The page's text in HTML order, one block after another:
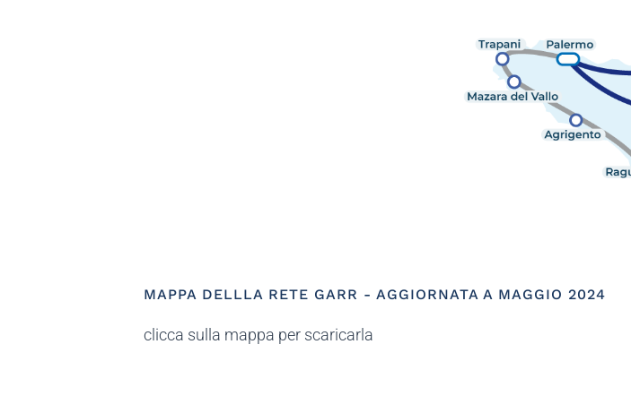
MAPPA DELLLA RETE GARR - AGGIORNATA A MAGGIO 2024
clicca sulla mappa per scaricarla